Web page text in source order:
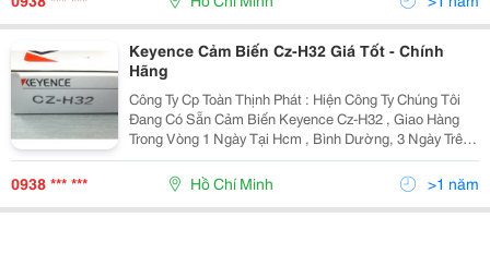
Keyence Cảm Biến Cz-H32 Giá Tốt - Chính
Hãng
Công Ty Cp Toàn Thịnh Phát : Hiện Công Ty Chúng Tôi
Đang Có Sẵn Cảm Biến Keyence Cz-H32 , Giao Hàng
Trong Vòng 1 Ngày Tại Hcm , Bình Dường, 3 Ngày Trên
Toàn Quốc , Giá Cực Tốt , Hàng Chính Hãng. Cam Kết
Mang Đến Các Sản Phẩm Chính Hãng , Giá Tố
0938 *** *** Hồ Chí Minh >1 năm